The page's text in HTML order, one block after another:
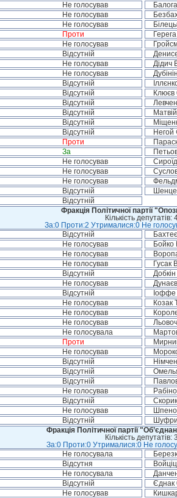
Не голосував Балога
Не голосував
Не голосував
Проти
Не голосував
Відсутній
Не голосував Дідич
Не голосував
Відсутній
Відсутній
Відсутній
Відсутній
Відсутній
Відсутній
Проти
За
Не голосував
Не голосував
Не голосував
Відсутній
Відсутній
Фракція Політичної партії
Кількість депутатів:
За:0 Проти:2 Утрималися:0 Не
Відсутній
Не голосував
Не голосував
Не голосував Гусак
Відсутній
Не голосував
Відсутній
Не голосував Козак
Не голосував
Не голосував
Не голосувала
Проти
Не голосував
Відсутній
Відсутній
Відсутній
Не голосував
Відсутній
Не голосував
Відсутній
Фракція Політичної партії
Кількість депутатів:
За:0 Проти:0 Утрималися:0 Не
Не голосувала
Відсутня
Не голосувала
Відсутній Єднак
Не голосував